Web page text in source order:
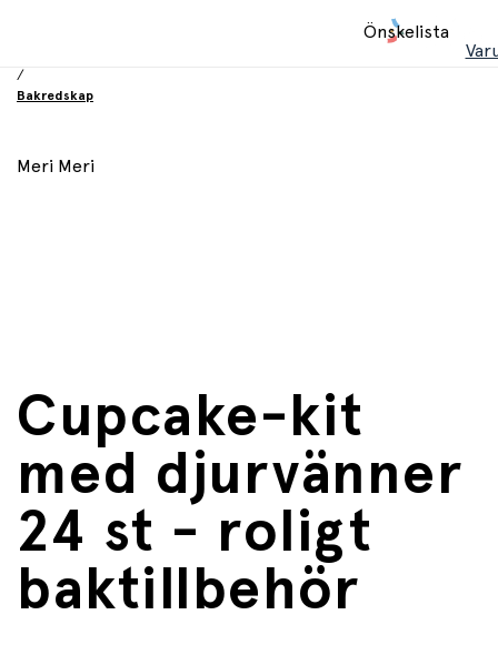
Önskelista
/
Bakredskap
Meri Meri
Cupcake-kit
med djurvänner
24 st - roligt
baktillbehör